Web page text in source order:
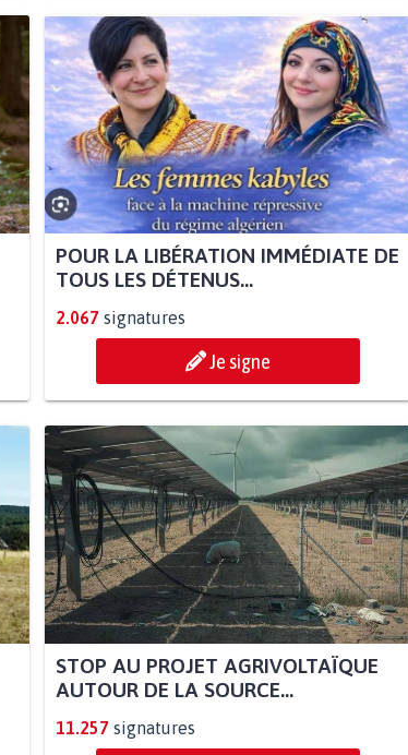
POUR LA LIBÉRATION IMMÉDIATE DE
TOUS LES DÉTENUS...
2.067 signatures
Je signe
STOP AU PROJET AGRIVOLTAÏQUE
AUTOUR DE LA SOURCE...
11.257 signatures